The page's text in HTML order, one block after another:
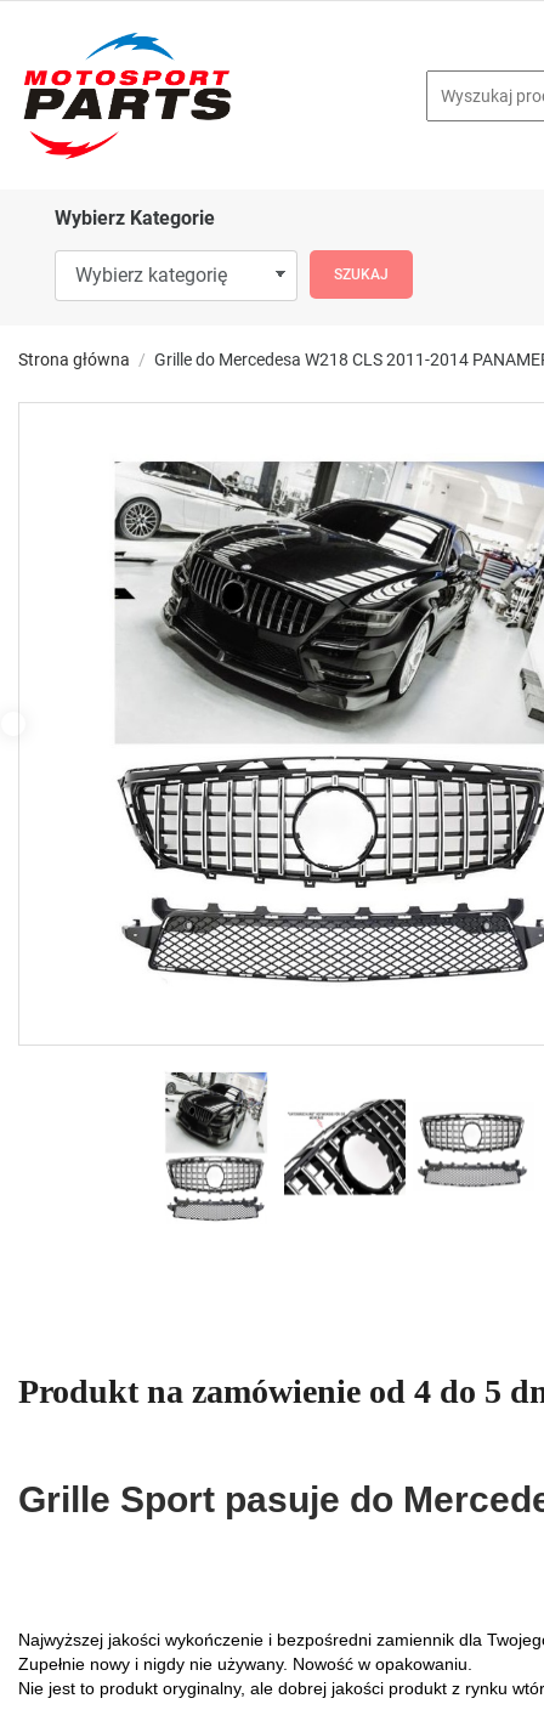
Wybierz Kategorie
Strona główna Grille do Mercedesa W218 CLS 2011-2014
Produkt na zamówienie od 4 do 5
Grille Sport pasuje do
Najwyższej jakości wykończenie i bezpośredni zamiennik dla
Zupełnie nowy i nigdy nie używany. Nowość w opakowaniu.
Nie jest to produkt oryginalny, ale dobrej jakości produkt z rynku